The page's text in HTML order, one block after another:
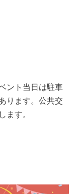
ント当日は駐車
ります。公共交
ます。